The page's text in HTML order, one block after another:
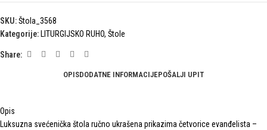
SKU:Štola_3568
Kategorije: LITURGIJSKO RUHO, Štole
Share:
OPISDODATNE INFORMACIJEPOŠALJI UPIT
Opis
Luksuzna svećenička štola ručno ukrašena prikazima četvorice evanđelista –